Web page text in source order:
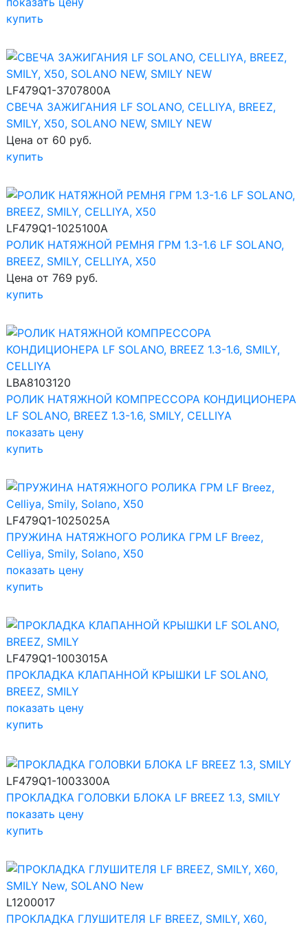
купить
LF479Q1-3707800A
СВЕЧА ЗАЖИГАНИЯ LF SOLANO, CELLIYA, BREEZ,
SMILY, X50, SOLANO NEW, SMILY NEW
Цена от 60 руб.
купить
LF479Q1-1025100A
РОЛИК НАТЯЖНОЙ РЕМНЯ ГРМ 1.3-1.6 LF SOLANO,
BREEZ, SMILY, CELLIYA, X50
Цена от 769 руб.
купить
LBA8103120
РОЛИК НАТЯЖНОЙ КОМПРЕССОРА КОНДИЦИОНЕРА
LF SOLANO, BREEZ 1.3-1.6, SMILY, CELLIYA
показать цену
купить
LF479Q1-1025025A
ПРУЖИНА НАТЯЖНОГО РОЛИКА ГРМ LF Breez,
Celliya, Smily, Solano, X50
показать цену
купить
LF479Q1-1003015A
ПРОКЛАДКА КЛАПАННОЙ КРЫШКИ LF SOLANO,
BREEZ, SMILY
показать цену
купить
LF479Q1-1003300A
ПРОКЛАДКА ГОЛОВКИ БЛОКА LF BREEZ 1.3, SMILY
показать цену
купить
L1200017
ПРОКЛАДКА ГЛУШИТЕЛЯ LF BREEZ, SMILY, X60,